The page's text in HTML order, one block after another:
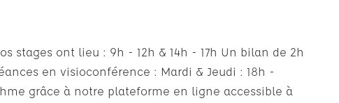
stages ont lieu : 9h - 12h & 14h - 17h Un bilan de 2h
en visioconférence : Mardi & Jeudi : 18h -
grâce à notre plateforme en ligne accessible à